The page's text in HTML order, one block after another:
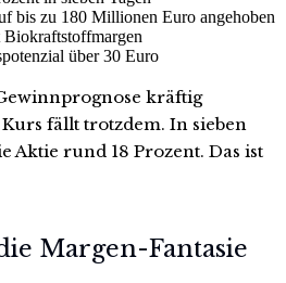
bis zu 180 Millionen Euro angehoben
über 30 Euro
kräftig
fällt trotzdem. In sieben
Aktie rund 18 Prozent. Das ist
Margen-Fantasie